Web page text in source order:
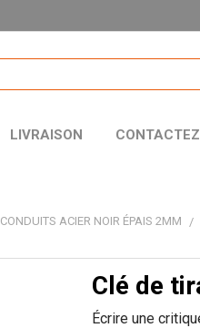
LIVRAISON
CONDUITS ACIER NOIR ÉPAIS 2MM
Clé de
Écrire une